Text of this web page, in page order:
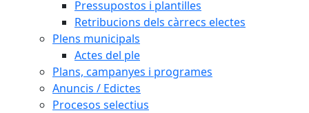
Pressupostos i plantilles
Retribucions dels càrrecs electes
Plens municipals
Actes del ple
Plans, campanyes i programes
Anuncis / Edictes
Procesos selectius